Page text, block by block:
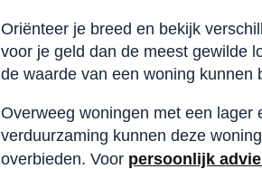
Oriënteer je breed en bekijk
voor je geld dan de meest gewilde
de waarde van een woning kunnen
Overweeg woningen met een lager
verduurzaming kunnen deze
overbieden. Voor persoonlijk